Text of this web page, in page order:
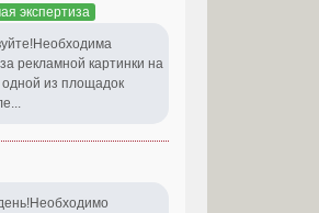
экспертиза
рекламной картинки на
одной из площадок